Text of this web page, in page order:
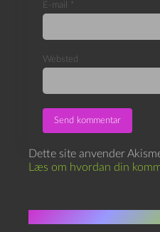
E-mail *
Websted
Dette site anvender
Læs om hvordan din